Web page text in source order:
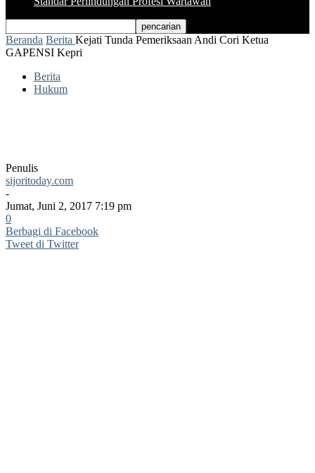
Beranda Berita Kejati Tunda Pemeriksaan Andi Cori Ketua
GAPENSI Kepri
Berita
Hukum
Penulis
sijoritoday.com
-
Jumat, Juni 2, 2017 7:19 pm
0
Berbagi di Facebook
Tweet di Twitter